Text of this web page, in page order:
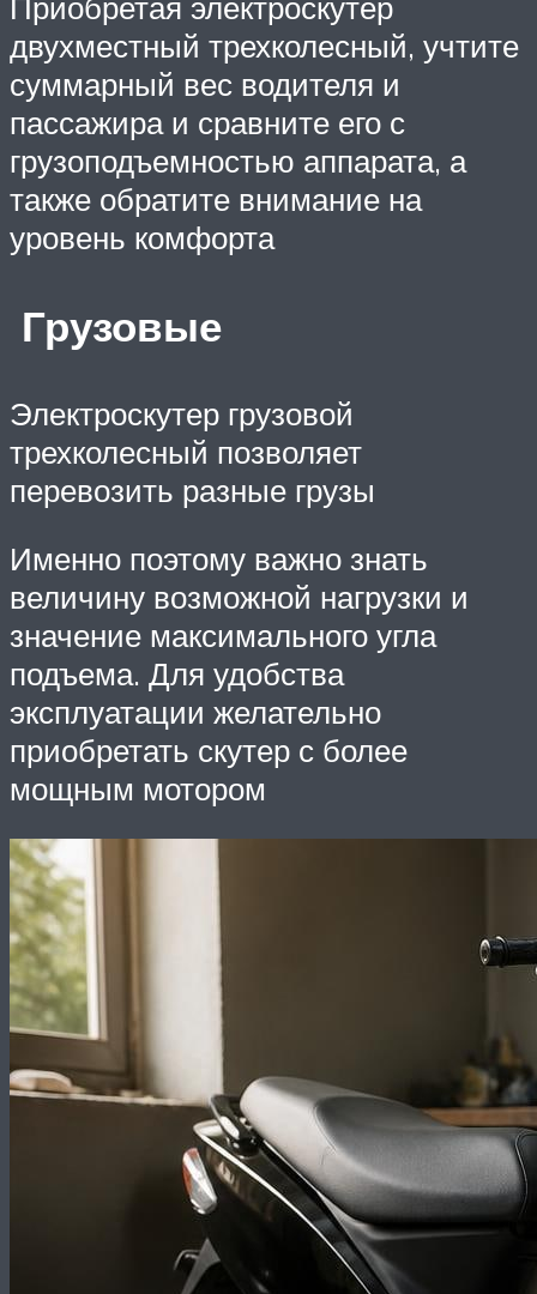
двухместный трехколесный, учтите
суммарный вес водителя и
пассажира и сравните его с
грузоподъемностью аппарата, а
также обратите внимание на
уровень комфорта
Грузовые
Электроскутер грузовой
трехколесный позволяет
перевозить разные грузы
Именно поэтому важно знать
величину возможной нагрузки и
значение максимального угла
подъема. Для удобства
эксплуатации желательно
приобретать скутер с более
мощным мотором